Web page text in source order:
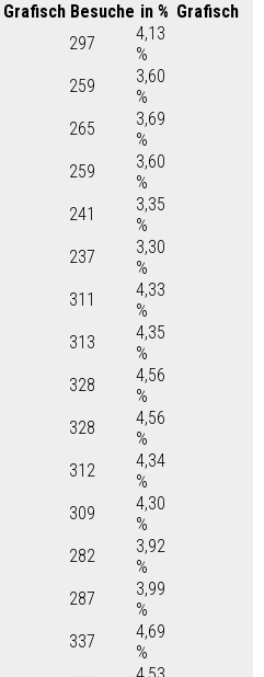
Grafisch Besuche in % Grafisch
297
4,13
%
259
3,60
%
265
3,69
%
259
3,60
%
241
3,35
%
237
3,30
%
311
4,33
%
313
4,35
%
328
4,56
%
328
4,56
%
312
4,34
%
309
4,30
%
282
3,92
%
287
3,99
%
337
4,69
%